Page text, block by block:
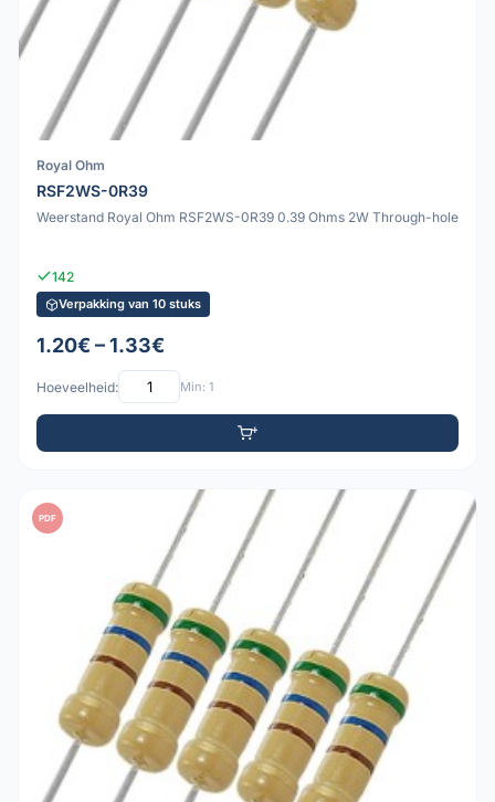
Royal Ohm
RSF2WS-0R39
Weerstand Royal Ohm RSF2WS-0R39 0.39 Ohms 2W Through-hole
142
Verpakking van 10 stuks
1.20€ – 1.33€
Hoeveelheid: Min: 1
PDF